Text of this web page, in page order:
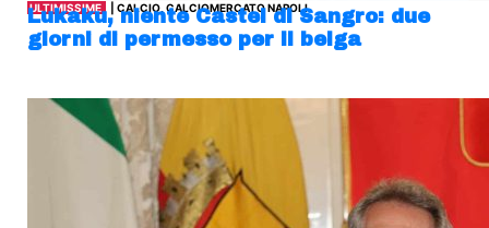
ULTIMISSIME | CALCIO, CALCIOMERCATO NAPOLI
Lukaku, niente Castel di Sangro: due
giorni di permesso per il belga